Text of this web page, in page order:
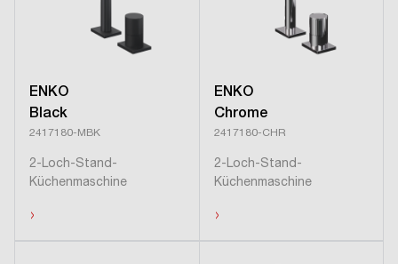
ENKO
Black
2417180-MBK
2-Loch-Stand-
Küchenmaschine
›
ENKO
Chrome
2417180-CHR
2-Loch-Stand-
Küchenmaschine
›